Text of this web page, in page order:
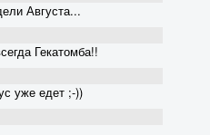
Августа...
Гекатомба!!
уже едет ;-))